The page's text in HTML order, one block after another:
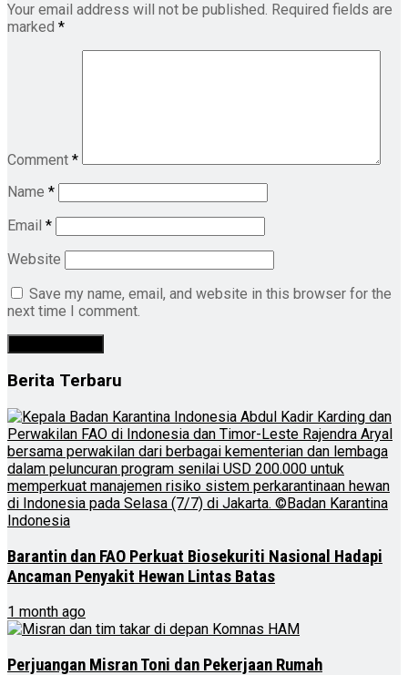
Your email address will not be published. Required fields are
marked *
Comment *
Name *
Email *
Website
Save my name, email, and website in this browser for the
next time I comment.
Berita Terbaru
Barantin dan FAO Perkuat Biosekuriti Nasional Hadapi
Ancaman Penyakit Hewan Lintas Batas
1 month ago
Perjuangan Misran Toni dan Pekerjaan Rumah